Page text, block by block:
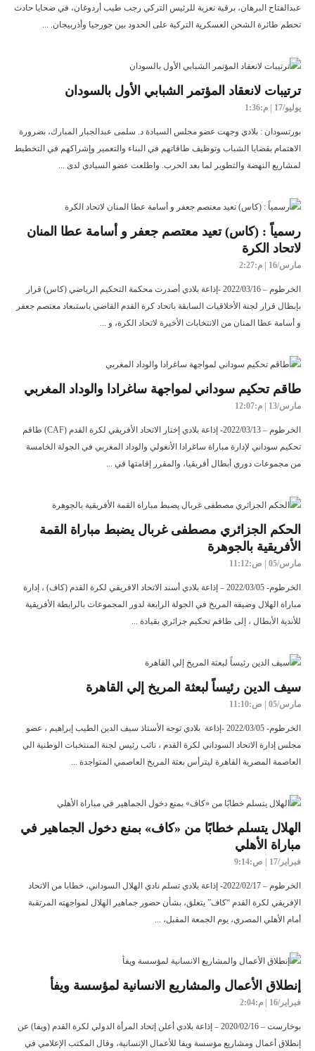
عبدالفتاح البرهان، برقية تعزية للرئيس التركي رجب طيب أردوغان، في ضحايا حادث
تحطم طائرة الشحن العسكرية التركية على الحدود بين جورجيا وأذربيجان. ...
ترتيبات لانعقاد المؤتمر الشبابي الأول بالسودان
يوليو/17 | م:1:36
بورتسودان : بلادي وجهت عضو مجلس السيادة د. سلمى عبدالجبار المبارك، بضرورة
الاهتمام بقضايا الشباب وتوظيف طاقاتهم في البناء والتعمير وإشراكهم في التخطيط
لمشاريع النهضة والتطوير لما بعد الحرب. واطلعت عضو السيادي لدى ...
رسمياً : (كاس) تعيد معتصم جعفر و أسامة عطا المنان
لاتحاد الكرة
مارس/16 | م:2:27
الخرطوم – 2022/03/16 -إذاعة بلادي أصدرت محكمة التحكيم الرياضي (كاس) قرار
بإبطال قرار لجنة الأخلاقيات السابقة باتحاد كرة القدم القاضي باستبعاد معتصم جعفر
و أسامة عطا المنان من الانتخابات الأخيرة لاتحاد الكرة، و ...
طاقم تحكيم سوداني لمواجهة ساغرادا والوداد المغربي
مارس/13 | م:12:07
الخرطوم – 2022/03/13- إذاعة بلادي إختار الاتحاد الأفريقي لكرة القدم (CAF) طاقم
تحكيم سوداني لإدارة مباراة ساغرادا الأنغولي والوداد المغربي في الجولة الخامسة
من مجموعات دوري أبطال أفريقيا، والمقرر إقامتها في ...
الحكم الجزائري مصطفى غربال يضبط مباراة القمة
الأفريقية بالجوهرة
مارس/05 | ص:11:12
الخرطوم- 2022/03/05 – إذاعة بلادي أسند الاتحاد الافريقي لكرة القدم (كاف) ، إدارة
مباراة الهلال وضيفه المريخ في الجولة الرابعة لدور المجموعات بالرابطة الأفريقية
للأندية الأبطال ، إلى طاقم تحكيم جزائري بقيادة ...
سيف الدين رئيساً لبعثة المريخ إلي القاهرة
مارس/05 | ص:11:10
الخرطوم- 2022/03/05 -إذاعة بلادي توجه الأستاذ سيف الدين الطيب إبراهيم ، عضو
مجلس إدارة الاتحاد السوداني لكرة القدم ، نائب رئيس لجنة المنتخبات الوطنية الي
العاصمة المصرية القاهرة ليترأس بعثة المريخ العاصمي المتواجدة ...
الهلال يتسلم خطابًا من «كاف» بمنع دخول الجماهير في
مباراة الأهلي
فبراير/17 | ص:9:14
الخرطوم – 2022/02/17- إذاعة بلادي تسلم نادي الهلال السوداني، خطابا من الاتحاد
الإفريقي لكرة القدم “كاف” يتعلق، بشأن حضور جماهير الهلال لمواجهته المرتقبة
أمام الأهلي المصري، يوم الجمعة المقبل، ...
إنطلاق الأعمال والمشاريع الانسانية لمؤسسة ويفأ
فبراير/16 | م:2:04
بوخارست – 2020/02/16 – إذاعة بلادي أعلن إتحاد المرأة الدولي لكرة القدم (ويفا) عن
إنطلاق أعمال ومشاريع مؤسسة ويفا للأعمال الإنسانية، وقال المكتب الإعلامي في